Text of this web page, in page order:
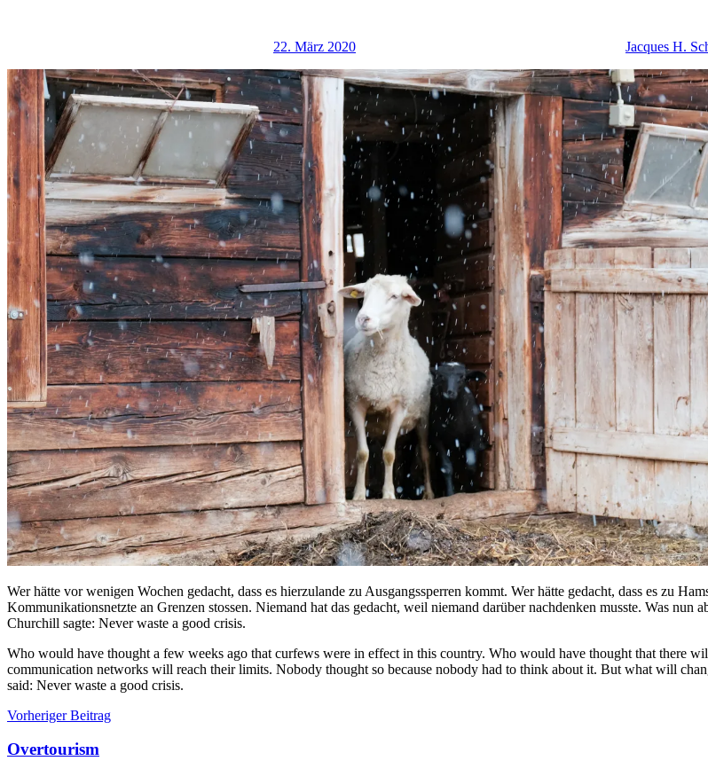
22. März 2020 Jacques H.
Wer hätte vor wenigen Wochen gedacht, dass es hierzulande zu Ausgangssperren kommt. Wer hätte gedacht, dass es zu
Kommunikationsnetzte an Grenzen stossen. Niemand hat das gedacht, weil niemand darüber nachdenken musste. Was
Churchill sagte: Never waste a good crisis.
Who would have thought a few weeks ago that curfews were in effect in this country. Who would have thought that there
communication networks will reach their limits. Nobody thought so because nobody had to think about it. But what will
said: Never waste a good crisis.
Beitragsnavigation
Vorheriger Beitrag
Overtourism